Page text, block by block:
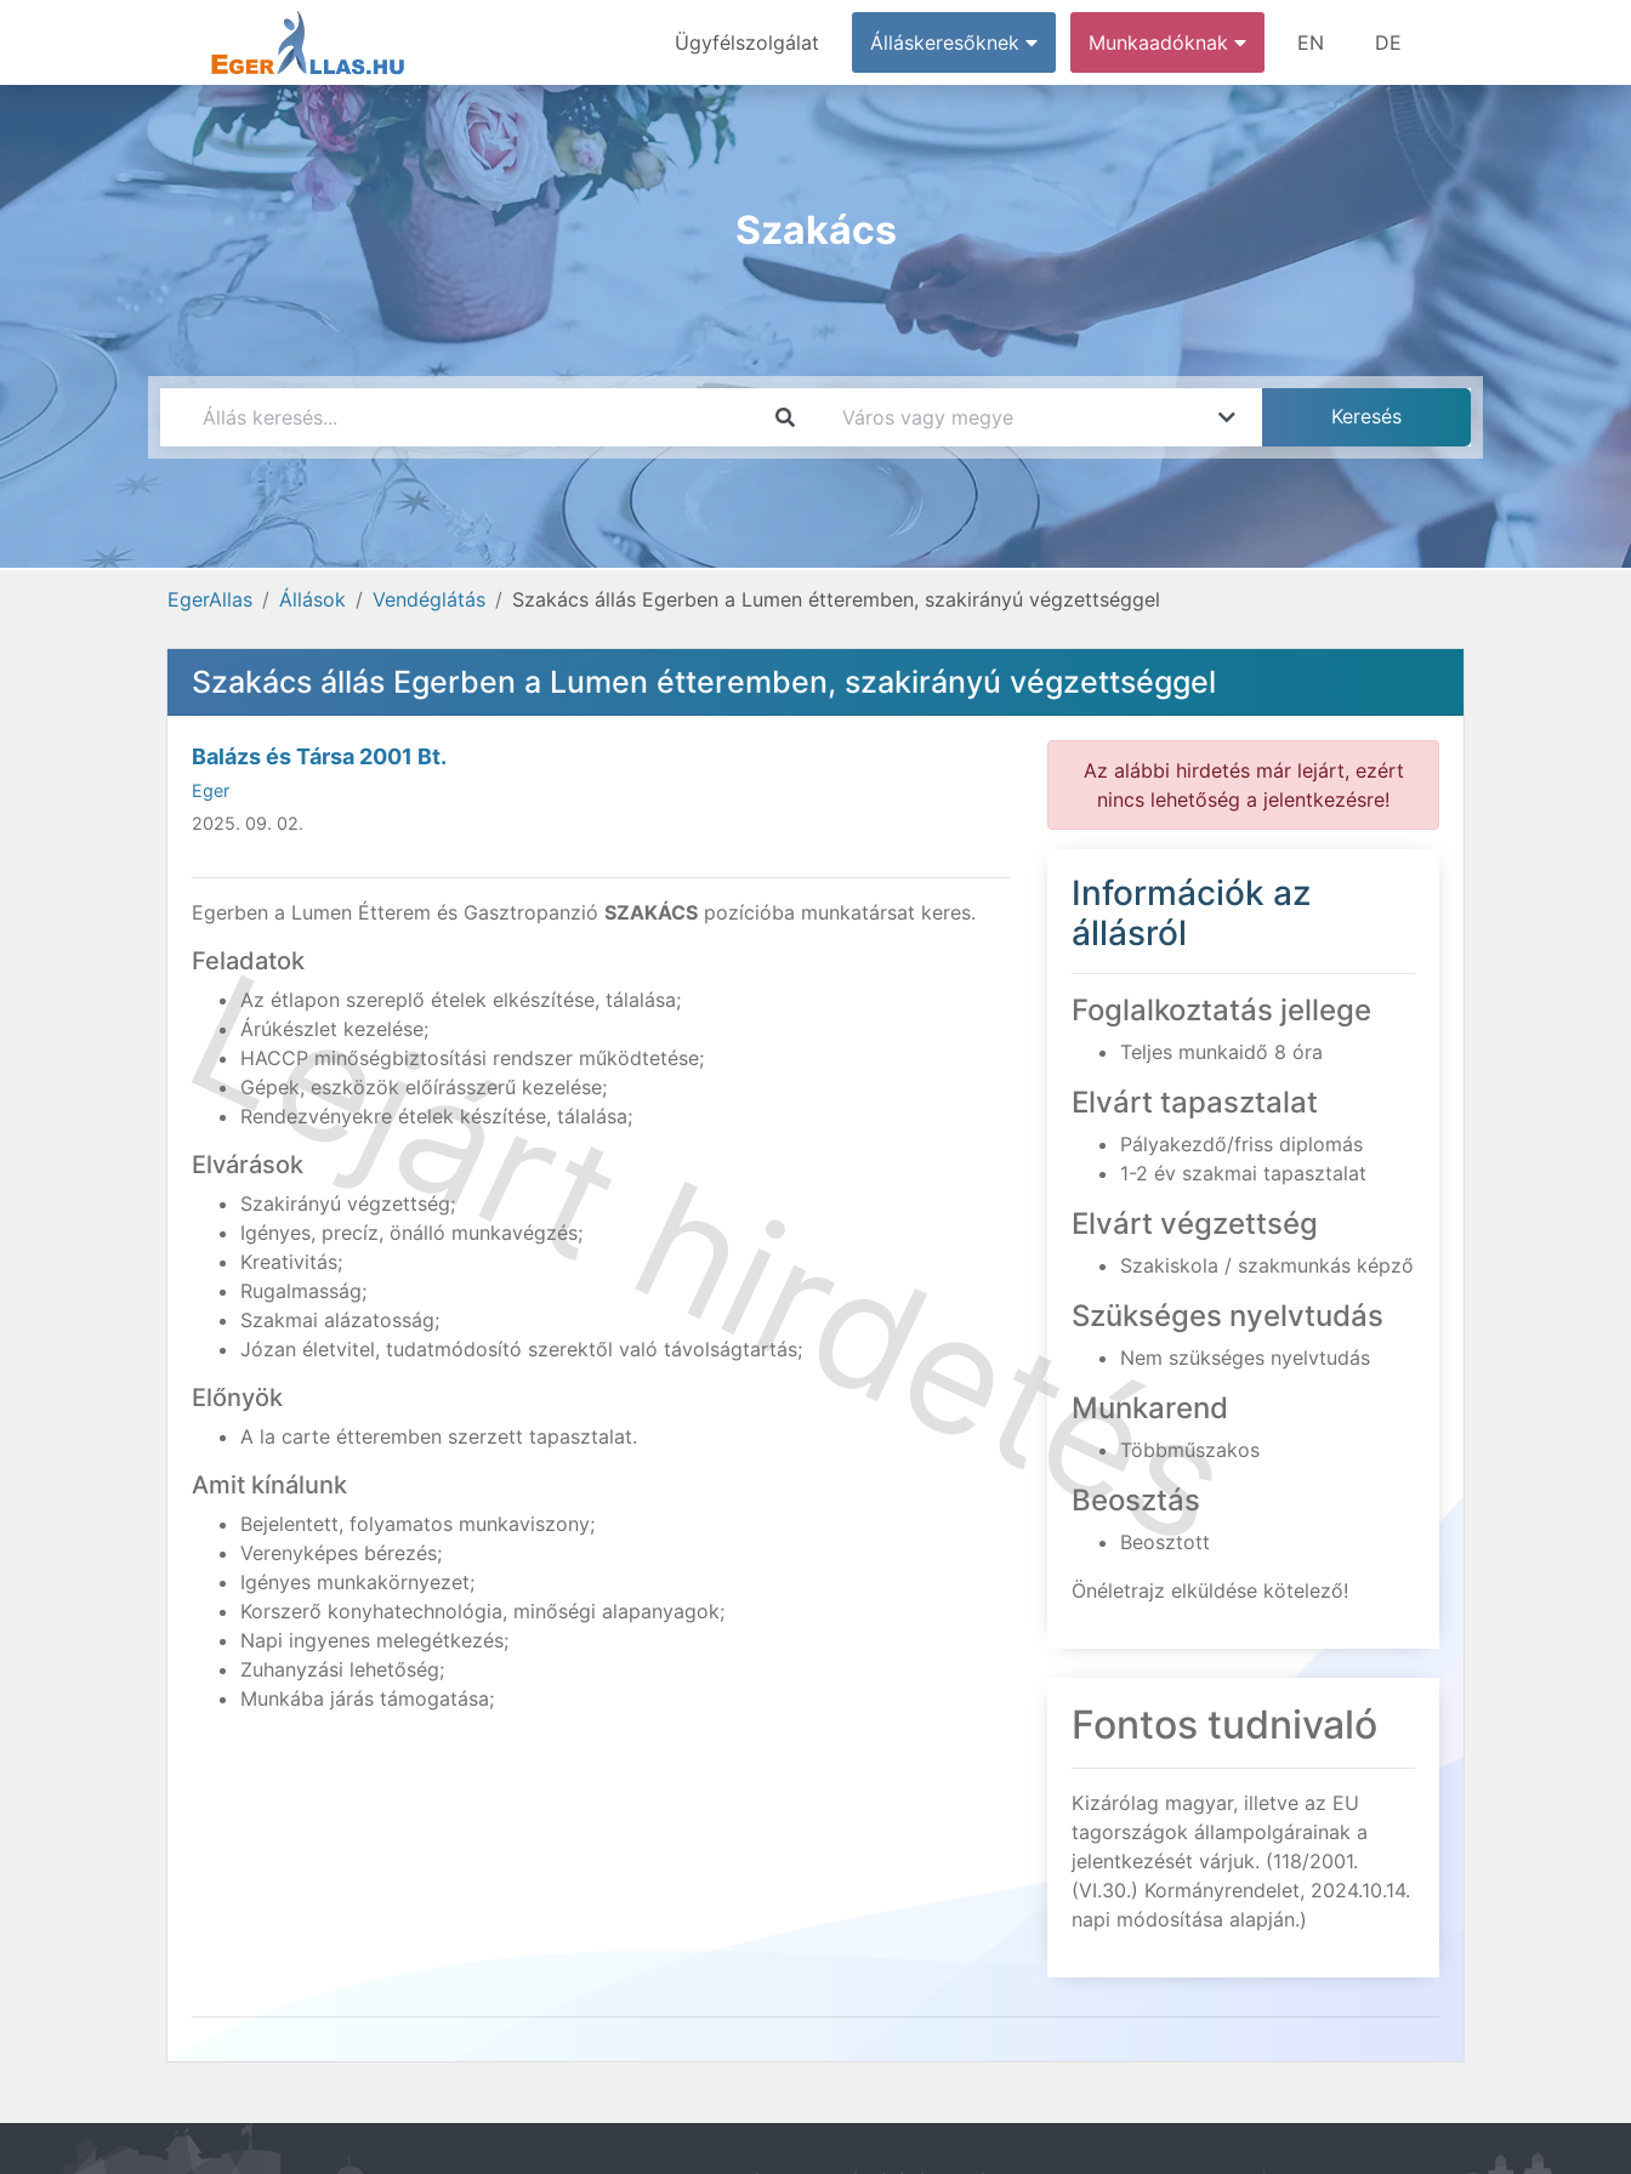
Ügyfélszolgálat Álláskeresőknek Munkaadóknak EN DE
Szakács
EgerAllas Állások Vendéglátás Szakács állás Egerben a Lumen étteremben, szakirányú végzettséggel
Szakács állás Egerben a Lumen étteremben, szakirányú végzettséggel
Balázs és Társa 2001 Bt.
Eger
2025. 09. 02.
Egerben a Lumen Étterem és Gasztropanzió SZAKÁCS pozícióba munkatársat keres.
Feladatok
Az étlapon szereplő ételek elkészítése, tálalása;
Árúkészlet kezelése;
HACCP minőségbiztosítási rendszer működtetése;
Gépek, eszközök előírásszerű kezelése;
Rendezvényekre ételek készítése, tálalása;
Elvárások
Szakirányú végzettség;
Igényes, precíz, önálló munkavégzés;
Kreativitás;
Rugalmasság;
Szakmai alázatosság;
Józan életvitel, tudatmódosító szerektől való távolságtartás;
Előnyök
A la carte étteremben szerzett tapasztalat.
Amit kínálunk
Bejelentett, folyamatos munkaviszony;
Verenyképes bérezés;
Igényes munkakörnyezet;
Korszerő konyhatechnológia, minőségi alapanyagok;
Napi ingyenes melegétkezés;
Zuhanyzási lehetőség;
Munkába járás támogatása;
Az alábbi hirdetés már lejárt, ezért
nincs lehetőség a jelentkezésre!
Információk az
állásról
Foglalkoztatás jellege
Teljes munkaidő 8 óra
Elvárt tapasztalat
Pályakezdő/friss diplomás
1-2 év szakmai tapasztalat
Elvárt végzettség
Szakiskola / szakmunkás képző
Szükséges nyelvtudás
Nem szükséges nyelvtudás
Munkarend
Többműszakos
Beosztás
Beosztott
Önéletrajz elküldése kötelező!
Fontos tudnivaló
Kizárólag magyar, illetve az EU
tagországok állampolgárainak a
jelentkezését várjuk. (118/2001.
(VI.30.) Kormányrendelet, 2024.10.14.
napi módosítása alapján.)